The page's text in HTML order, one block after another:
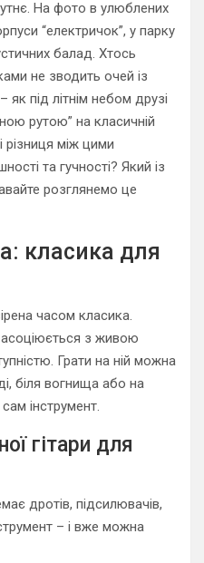
На фото в улюблених
“електричок”, у парку
балад. Хтось
не зводить очей із
під літнім небом друзі
рутою” на класичній
різниця між цими
та гучності? Який із
розглянемо це
класика для
часом класика.
з живою
Грати на ній можна
біля вогнища або на
інструмент.
гітари для
дротів, підсилювачів,
– і вже можна